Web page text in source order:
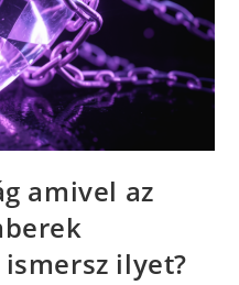
amivel az
ilyet?